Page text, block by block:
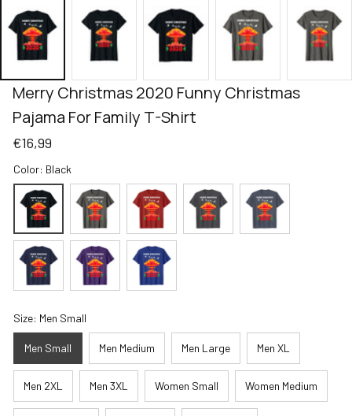
Merry Christmas 2020 Funny Christmas
Pajama For Family T-Shirt
€16,99
Color: Black
Size: Men Small
Men Small Men Medium Men Large Men XL
Men 2XL Men 3XL Women Small Women Medium